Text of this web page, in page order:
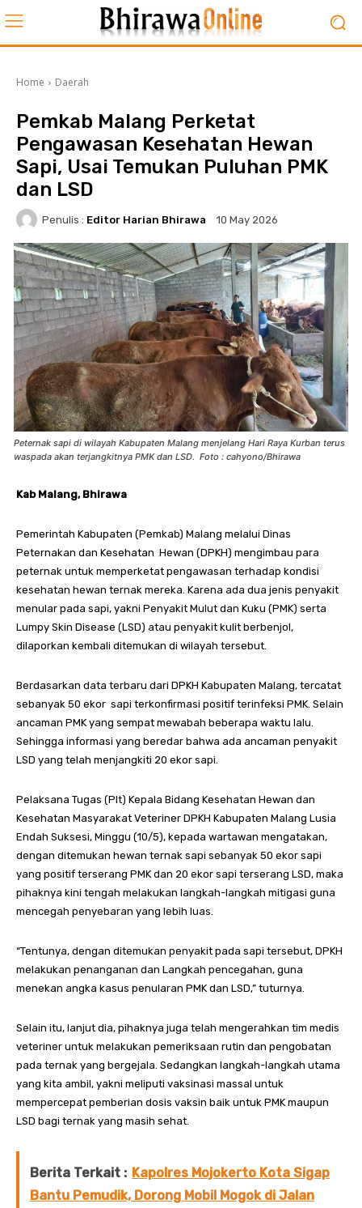
Home Daerah
Pemkab Malang Perketat
Pengawasan Kesehatan Hewan
Sapi, Usai Temukan Puluhan PMK
dan LSD
Penulis : Editor Harian Bhirawa 10 May 2026
Peternak sapi di wilayah Kabupaten Malang menjelang Hari Raya Kurban terus
waspada akan terjangkitnya PMK dan LSD. Foto : cahyono/Bhirawa
Kab Malang, Bhirawa
Pemerintah Kabupaten (Pemkab) Malang melalui Dinas
Peternakan dan Kesehatan Hewan (DPKH) mengimbau para
peternak untuk memperketat pengawasan terhadap kondisi
kesehatan hewan ternak mereka. Karena ada dua jenis penyakit
menular pada sapi, yakni Penyakit Mulut dan Kuku (PMK) serta
Lumpy Skin Disease (LSD) atau penyakit kulit berbenjol,
dilaporkan kembali ditemukan di wilayah tersebut.
Berdasarkan data terbaru dari DPKH Kabupaten Malang, tercatat
sebanyak 50 ekor sapi terkonfirmasi positif terinfeksi PMK. Selain
ancaman PMK yang sempat mewabah beberapa waktu lalu.
Sehingga informasi yang beredar bahwa ada ancaman penyakit
LSD yang telah menjangkiti 20 ekor sapi.
Pelaksana Tugas (Plt) Kepala Bidang Kesehatan Hewan dan
Kesehatan Masyarakat Veteriner DPKH Kabupaten Malang Lusia
Endah Suksesi, Minggu (10/5), kepada wartawan mengatakan,
dengan ditemukan hewan ternak sapi sebanyak 50 ekor sapi
yang positif terserang PMK dan 20 ekor sapi terserang LSD, maka
pihaknya kini tengah melakukan langkah-langkah mitigasi guna
mencegah penyebaran yang lebih luas.
“Tentunya, dengan ditemukan penyakit pada sapi tersebut, DPKH
melakukan penanganan dan Langkah pencegahan, guna
menekan angka kasus penularan PMK dan LSD,” tuturnya.
Selain itu, lanjut dia, pihaknya juga telah mengerahkan tim medis
veteriner untuk melakukan pemeriksaan rutin dan pengobatan
pada ternak yang bergejala. Sedangkan langkah-langkah utama
yang kita ambil, yakni meliputi vaksinasi massal untuk
mempercepat pemberian dosis vaksin baik untuk PMK maupun
LSD bagi ternak yang masih sehat.
Berita Terkait : Kapolres Mojokerto Kota Sigap
Bantu Pemudik, Dorong Mobil Mogok di Jalan